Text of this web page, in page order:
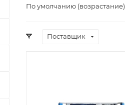
По умолчанию (возрастание)
Поставщик